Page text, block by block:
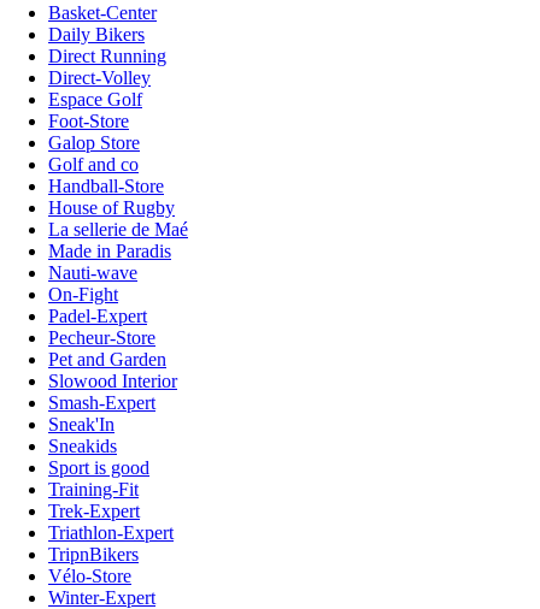
Basket-Center
Daily Bikers
Direct Running
Direct-Volley
Espace Golf
Foot-Store
Galop Store
Golf and co
Handball-Store
House of Rugby
La sellerie de Maé
Made in Paradis
Nauti-wave
On-Fight
Padel-Expert
Pecheur-Store
Pet and Garden
Slowood Interior
Smash-Expert
Sneak'In
Sneakids
Sport is good
Training-Fit
Trek-Expert
Triathlon-Expert
TripnBikers
Vélo-Store
Winter-Expert